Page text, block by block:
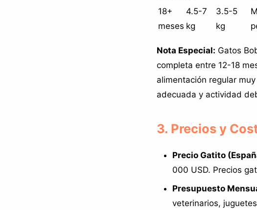
18+
meses
4.5-7
kg
3.5-5
kg
Nota Especial: Gatos
completa entre 12-18
alimentación regular
adecuada y actividad
3. Precios y
Precio Gatito
000 USD. Precios
Presupuesto
veterinarios,